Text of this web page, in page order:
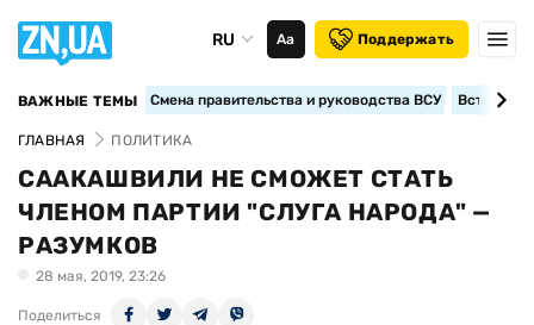
RU Аа Поддержать
ВАЖНЫЕ ТЕМЫ Смена правительства и руководства ВСУ
ГЛАВНАЯ ПОЛИТИКА
СААКАШВИЛИ НЕ СМОЖЕТ СТАТЬ
ЧЛЕНОМ ПАРТИИ "СЛУГА НАРОДА" —
РАЗУМКОВ
28 мая, 2019, 23:26
Поделиться